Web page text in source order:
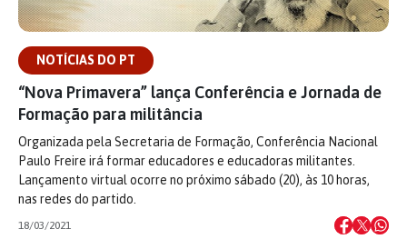
NOTÍCIAS DO PT
“Nova Primavera” lança Conferência e Jornada de
Formação para militância
Organizada pela Secretaria de Formação, Conferência Nacional
Paulo Freire irá formar educadores e educadoras militantes.
Lançamento virtual ocorre no próximo sábado (20), às 10 horas,
nas redes do partido.
18/03/2021